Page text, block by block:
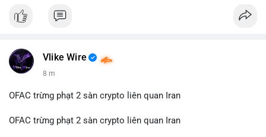
#btcmempool65k
Điều gì đang thúc đẩy sự tăng trưởng vượt bậc này? Hãy cùng
Vlike Wire
8 m
OFAC trừng phạt 2 sàn crypto liên quan Iran
OFAC trừng phạt 2 sàn crypto liên quan Iran